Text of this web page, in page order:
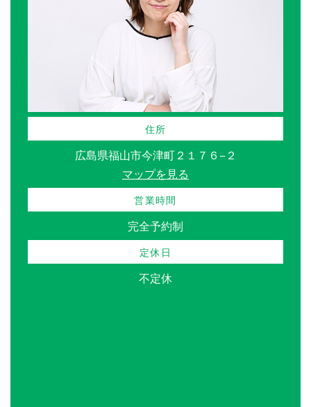
住所
広島県福山市今津町２１７６−２
マップを見る
営業時間
完全予約制
定休日
不定休